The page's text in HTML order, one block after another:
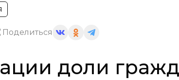
Поделиться
доли